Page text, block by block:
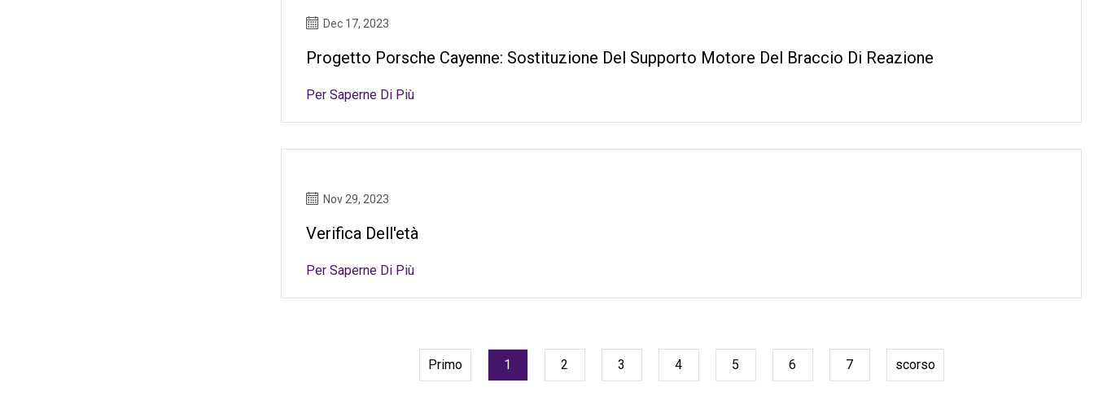
Dec 17, 2023
Progetto Porsche Cayenne: Sostituzione Del Supporto Motore Del Braccio Di Reazione
Per Saperne Di Più
Nov 29, 2023
Verifica Dell'età
Per Saperne Di Più
Primo 1 2 3 4 5 6 7 scorso